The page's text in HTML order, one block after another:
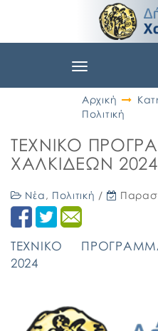
Toggle
Αρχική
Πολιτική
ΤΕΧΝΙΚΟ
ΧΑΛΚΙΔΕΩΝ 2024
Νέα , Πολιτική /
ΤΕΧΝΙΚΟ
2024